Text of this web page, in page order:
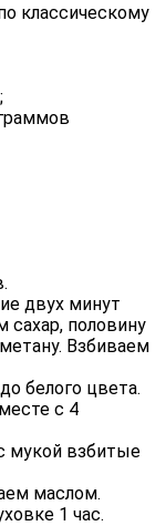
классическому
двух минут
половину
Взбиваем
белого цвета.
с 4
мукой взбитые
маслом.
1 час.